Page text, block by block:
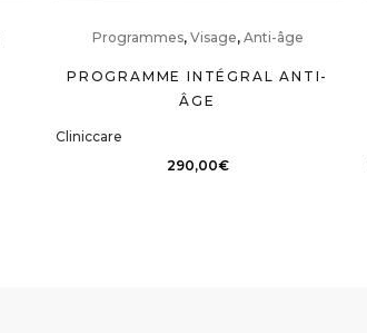
Programmes, Visage, Anti-âge
PROGRAMME INTÉGRAL ANTI-
ÂGE
Cliniccare
290,00€